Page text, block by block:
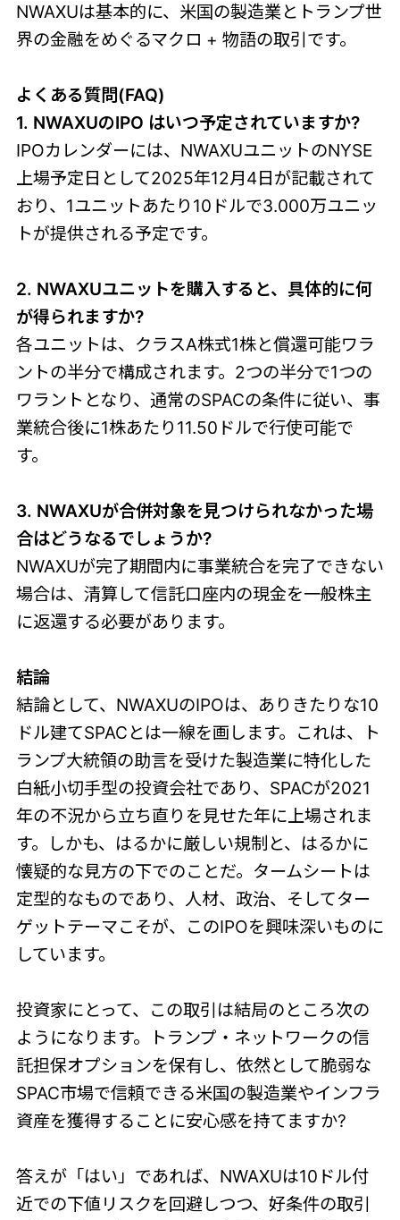
NWAXUは基本的に、米国の製造業とトランプ世
界の金融をめぐるマクロ + 物語の取引です。
よくある質問(FAQ)
1. NWAXUのIPO はいつ予定されていますか?
IPOカレンダーには、NWAXUユニットのNYSE
上場予定日として2025年12月4日が記載されて
おり、1ユニットあたり10ドルで3.000万ユニッ
トが提供される予定です。
2. NWAXUユニットを購入すると、具体的に何
が得られますか?
各ユニットは、クラスA株式1株と償還可能ワラ
ントの半分で構成されます。2つの半分で1つの
ワラントとなり、通常のSPACの条件に従い、事
業統合後に1株あたり11.50ドルで行使可能で
す。
3. NWAXUが合併対象を見つけられなかった場
合はどうなるでしょうか?
NWAXUが完了期間内に事業統合を完了できない
場合は、清算して信託口座内の現金を一般株主
に返還する必要があります。
結論
結論として、NWAXUのIPOは、ありきたりな10
ドル建てSPACとは一線を画します。これは、ト
ランプ大統領の助言を受けた製造業に特化した
白紙小切手型の投資会社であり、SPACが2021
年の不況から立ち直りを見せた年に上場されま
す。しかも、はるかに厳しい規制と、はるかに
懐疑的な見方の下でのことだ。タームシートは
定型的なものであり、人材、政治、そしてター
ゲットテーマこそが、このIPOを興味深いものに
しています。
投資家にとって、この取引は結局のところ次の
ようになります。トランプ・ネットワークの信
託担保オプションを保有し、依然として脆弱な
SPAC市場で信頼できる米国の製造業やインフラ
資産を獲得することに安心感を持てますか?
答えが「はい」であれば、NWAXUは10ドル付
近での下値リスクを回避しつつ、好条件の取引